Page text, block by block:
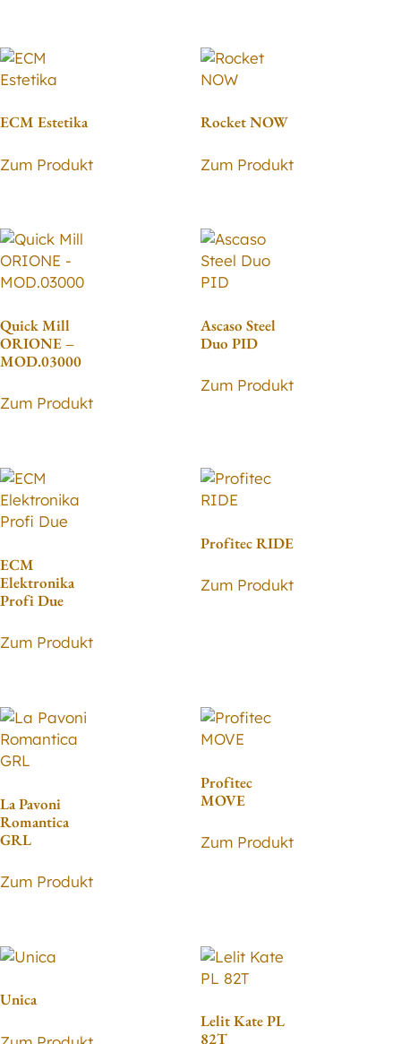
ECM Estetika
Zum Produkt
Rocket NOW
Zum Produkt
Quick Mill
ORIONE –
MOD.03000
Zum Produkt
Ascaso Steel
Duo PID
Zum Produkt
ECM
Elektronika
Profi Due
Zum Produkt
Profitec RIDE
Zum Produkt
La Pavoni
Romantica
GRL
Zum Produkt
Profitec
MOVE
Zum Produkt
Unica
Lelit Kate PL
82T